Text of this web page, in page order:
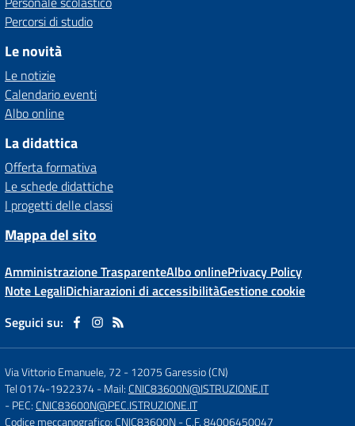
Percorsi di studio
Le novità
Le notizie
Calendario eventi
Albo online
La didattica
Offerta formativa
Le schede didattiche
I progetti delle classi
Mappa del sito
Amministrazione TrasparenteAlbo onlinePrivacy Policy
Note LegaliDichiarazioni di accessibilitàGestione cookie
Seguici su:
Via Vittorio Emanuele, 72 -12075 Garessio (CN)
Tel 0174-1922374- Mail:CNIC83600N@ISTRUZIONE.IT
- PEC:CNIC83600N@PEC.ISTRUZIONE.IT
Codice meccanografico: CNIC83600N- C.F. 84006450047